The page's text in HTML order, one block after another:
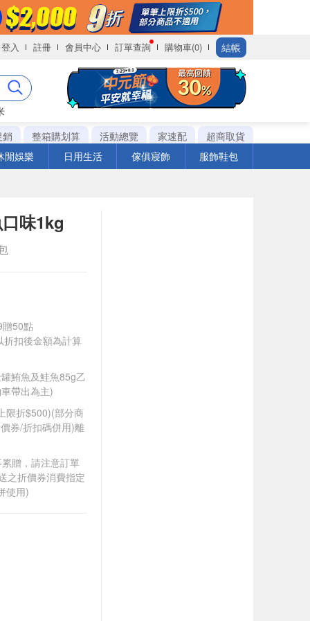
登入 註冊 會員中心 訂單查詢 購物車(0) 結帳
銷
整箱購划算 活動總覽 家速配
超商取貨
閒娛樂
日用生活 傢俱寢飾 服飾鞋包
味1kg
50點
扣後金額為計算
鮪魚及鮭魚85g乙
帶出為主)
限折$500)(部分商
券/折扣碼併用)離
贈，請注意訂單
之折價券消費指定
使用)